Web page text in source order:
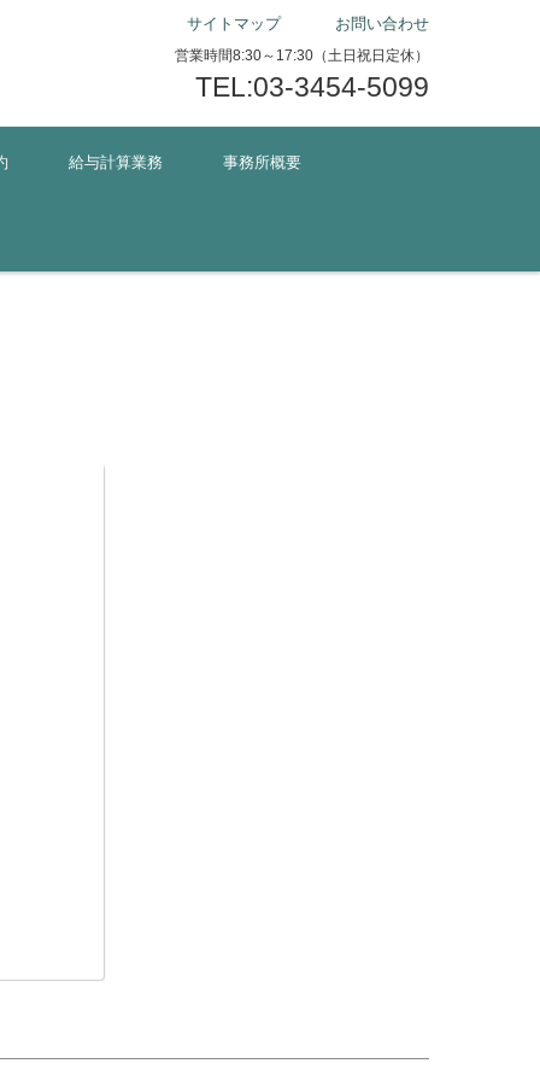
サイトマップ お問い合わせ
営業時間8:30～17:30（土日祝日定休）
TEL:03-3454-5099
給与計算業務 事務所概要